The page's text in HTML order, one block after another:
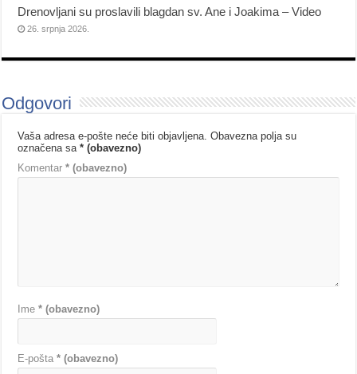
Drenovljani su proslavili blagdan sv. Ane i Joakima – Video
26. srpnja 2026.
Odgovori
Vaša adresa e-pošte neće biti objavljena. Obavezna polja su
označena sa* (obavezno)
Komentar* (obavezno)
Ime* (obavezno)
E-pošta* (obavezno)